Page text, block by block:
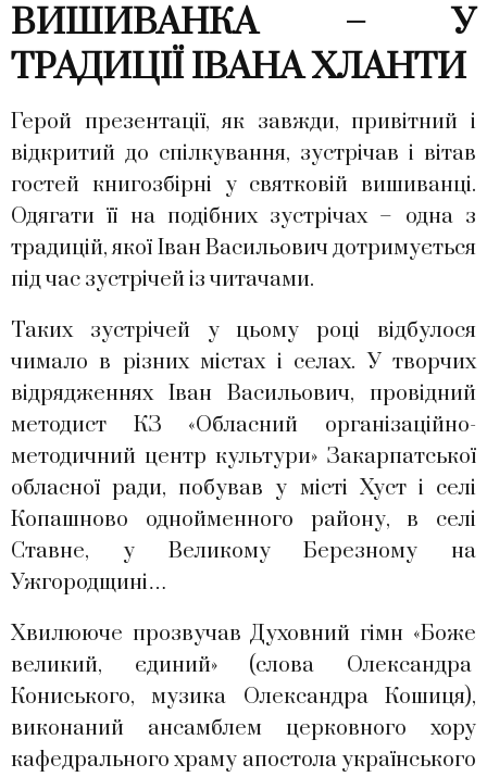
ВИШИВАНКА – У
ТРАДИЦІЇ ІВАНА ХЛАНТИ
Герой презентації, як завжди, привітний і
відкритий до спілкування, зустрічав і вітав
гостей книгозбірні у святковій вишиванці.
Одягати її на подібних зустрічах – одна з
традицій, якої Іван Васильович дотримується
під час зустрічей із читачами.
Таких зустрічей у цьому році відбулося
чимало в різних містах і селах. У творчих
відрядженнях Іван Васильович, провідний
методист КЗ «Обласний організаційно-
методичний центр культури» Закарпатської
обласної ради, побував у місті Хуст і селі
Копашново однойменного району, в селі
Ставне, у Великому Березному на
Ужгородщині…
Хвилююче прозвучав Духовний гімн «Боже
великий, єдиний» (слова Олександра
Кониського, музика Олександра Кошиця),
виконаний ансамблем церковного хору
кафедрального храму апостола українського